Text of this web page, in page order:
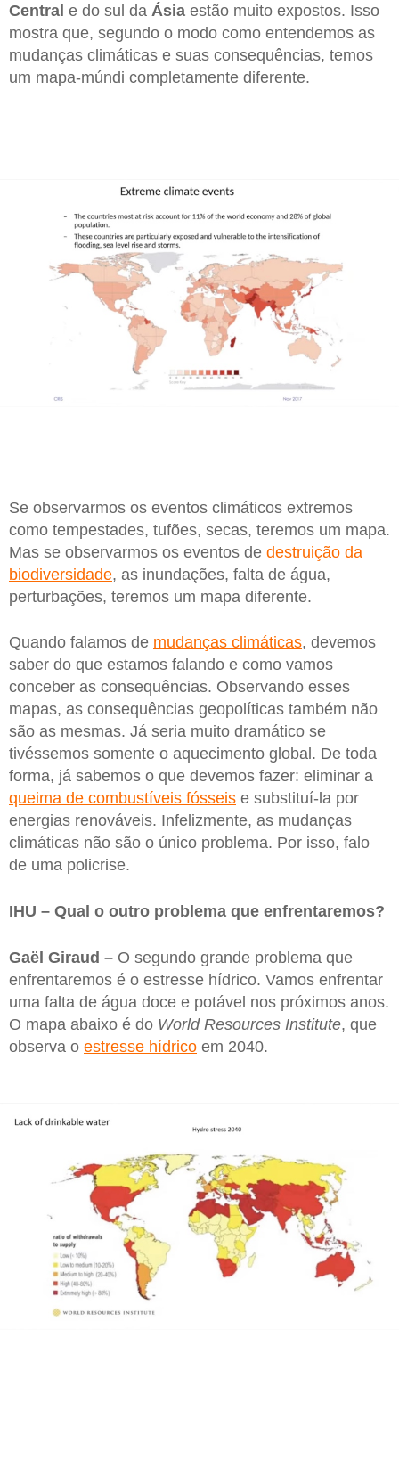
Central e do sul da Ásia estão muito expostos. Isso
mostra que, segundo o modo como entendemos as
mudanças climáticas e suas consequências, temos
um mapa-múndi completamente diferente.
Se observarmos os eventos climáticos extremos
como tempestades, tufões, secas, teremos um mapa.
Mas se observarmos os eventos de destruição da
biodiversidade, as inundações, falta de água,
perturbações, teremos um mapa diferente.
Quando falamos de mudanças climáticas, devemos
saber do que estamos falando e como vamos
conceber as consequências. Observando esses
mapas, as consequências geopolíticas também não
são as mesmas. Já seria muito dramático se
tivéssemos somente o aquecimento global. De toda
forma, já sabemos o que devemos fazer: eliminar a
queima de combustíveis fósseis e substituí-la por
energias renováveis. Infelizmente, as mudanças
climáticas não são o único problema. Por isso, falo
de uma policrise.
IHU – Qual o outro problema que enfrentaremos?
Gaël Giraud – O segundo grande problema que
enfrentaremos é o estresse hídrico. Vamos enfrentar
uma falta de água doce e potável nos próximos anos.
O mapa abaixo é do World Resources Institute, que
observa o estresse hídrico em 2040.